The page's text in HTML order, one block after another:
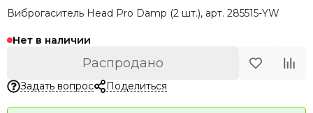
Виброгаситель Head Pro Damp (2 шт.), арт. 285515-YW
Нет в наличии
Распродано
Задать вопрос Поделиться